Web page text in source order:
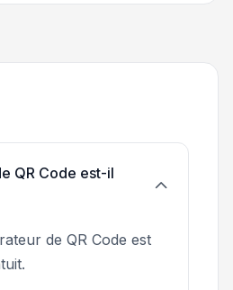
QR Code est-il
de QR Code est